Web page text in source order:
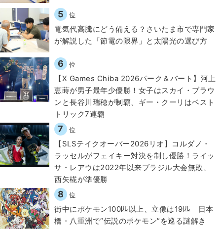
5 位
電気代高騰にどう備える？さいたま市で専門家
が解説した「節電の限界」と太陽光の選び方
6 位
【X Games Chiba 2026パーク＆バート】河上
恵蒔が男子最年少優勝！女子はスカイ・ブラウ
ンと長谷川瑞穂が制覇、ギー・クーリはベスト
トリック7連覇
7 位
【SLSテイクオーバー2026リオ】コルダノ・
ラッセルがフェイキー対決を制し優勝！ライッ
サ・レアウは2022年以来ブラジル大会無敗、
西矢椛が準優勝
8 位
街中にポケモン100匹以上、立像は19匹 日本
橋・八重洲で“伝説のポケモン”を巡る謎解き